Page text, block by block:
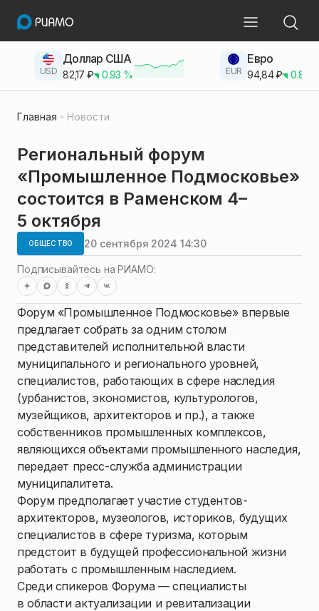
USD
Доллар США
82,17 ₽ 0.93 % EUR
Евро
94,84₽ 0.83
Главная Новости
Региональный форум
«Промышленное Подмосковье»
состоится в Раменском 4–
5 октября
ОБЩЕСТВО 20 сентября 2024 14:30
Подписывайтесь на РИАМО:
Форум «Промышленное Подмосковье» впервые
предлагает собрать за одним столом
представителей исполнительной власти
муниципального и регионального уровней,
специалистов, работающих в сфере наследия
(урбанистов, экономистов, культурологов,
музейщиков, архитекторов и пр.), а также
собственников промышленных комплексов,
являющихся объектами промышленного наследия,
передает пресс-служба администрации
муниципалитета.
Форум предполагает участие студентов-
архитекторов, музеологов, историков, будущих
специалистов в сфере туризма, которым
предстоит в будущей профессиональной жизни
работать с промышленным наследием.
Среди спикеров Форума — специалисты
в области актуализации и ревитализации